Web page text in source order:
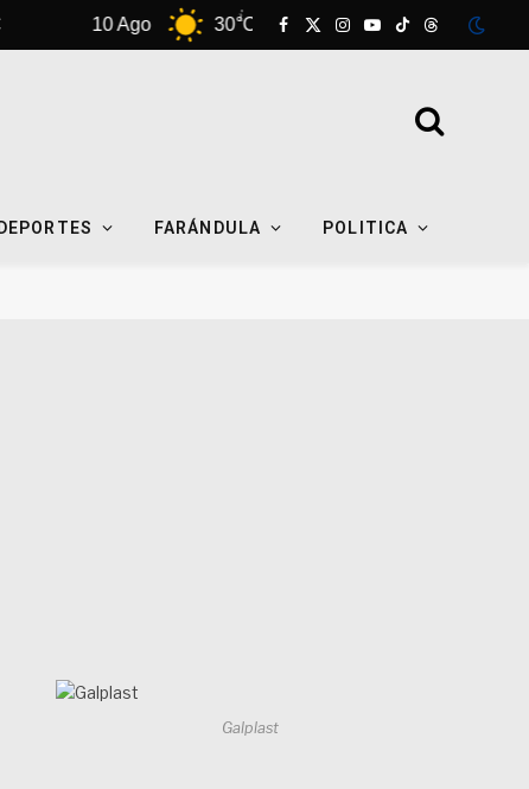
10 Ago 30°C 11 Ago 35°C
Facebook
X
Instagram
YouTube
TikTokThreads
FARÁNDULA POLITICA
Galplast